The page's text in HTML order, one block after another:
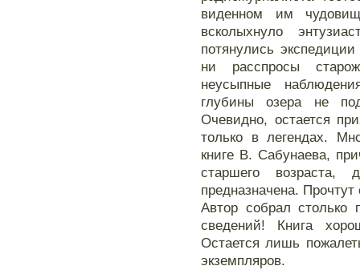
виденном им
всколыхнуло
потянулись
ни расспросы
неусыпные
глубины озера не
Очевидно, остается
только в легендах.
книге В. Сабунаева,
старшего возраста,
предназначена.
Автор собрал столько
сведений! Книга
Остается лишь
экземпляров.